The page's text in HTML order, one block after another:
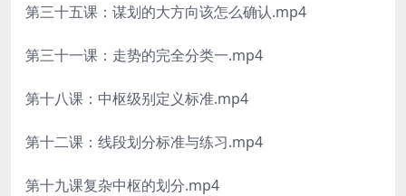
第三十五课：谋划的大方向该怎么确认.mp4
第三十一课：走势的完全分类一.mp4
第十八课：中枢级别定义标准.mp4
第十二课：线段划分标准与练习.mp4
第十九课复杂中枢的划分.mp4